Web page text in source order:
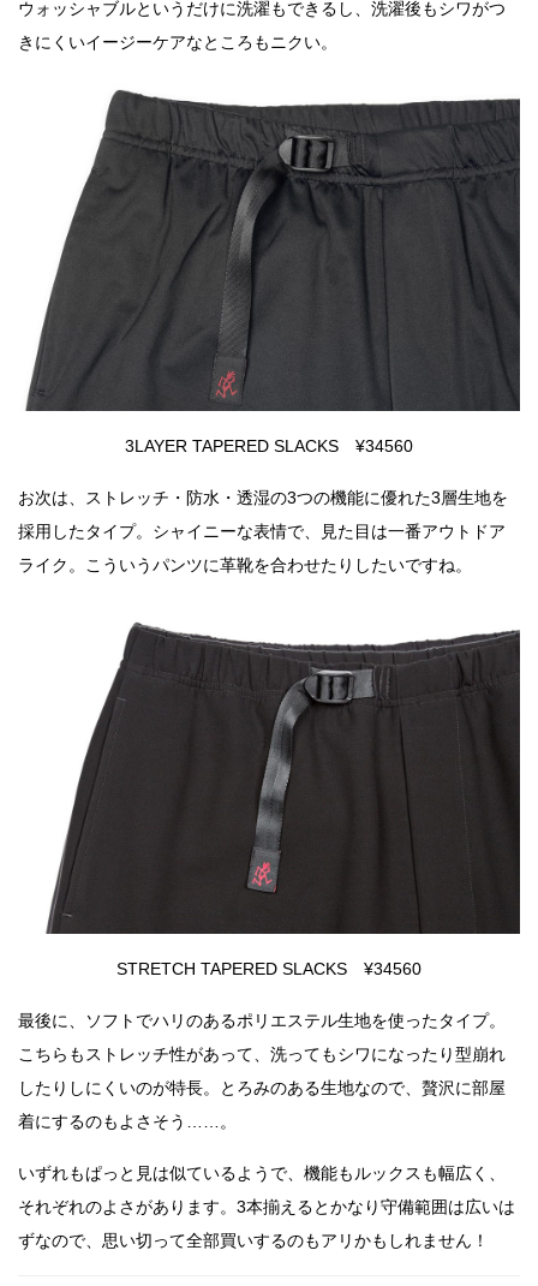
ウォッシャブルというだけに洗濯もできるし、洗濯後もシワがつ
きにくいイージーケアなところもニクい。
3LAYER TAPERED SLACKS ¥34560
お次は、ストレッチ・防水・透湿の3つの機能に優れた3層生地を
採用したタイプ。シャイニーな表情で、見た目は一番アウトドア
ライク。こういうパンツに革靴を合わせたりしたいですね。
STRETCH TAPERED SLACKS ¥34560
最後に、ソフトでハリのあるポリエステル生地を使ったタイプ。
こちらもストレッチ性があって、洗ってもシワになったり型崩れ
したりしにくいのが特長。とろみのある生地なので、贅沢に部屋
着にするのもよさそう……。
いずれもぱっと見は似ているようで、機能もルックスも幅広く、
それぞれのよさがあります。3本揃えるとかなり守備範囲は広いは
ずなので、思い切って全部買いするのもアリかもしれません！